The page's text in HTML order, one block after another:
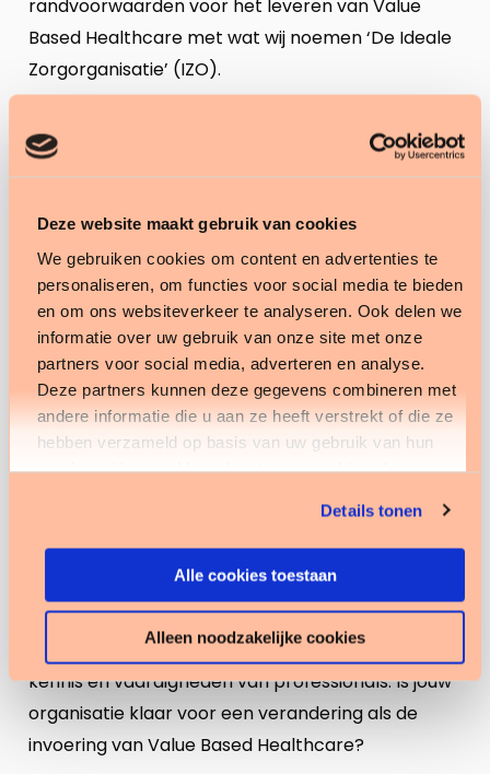
Deze website maakt gebruik van cookies
We gebruiken cookies om content en advertenties te
personaliseren, om functies voor social media te bieden
en om ons websiteverkeer te analyseren. Ook delen we
informatie over uw gebruik van onze site met onze
partners voor social media, adverteren en analyse.
Deze partners kunnen deze gegevens combineren met
andere informatie die u aan ze heeft verstrekt of die ze
hebben verzameld op basis van uw gebruik van hun
services. U gaat akkoord met onze cookies als u onze
Details tonen
Alle cookies toestaan
Alleen noodzakelijke cookies
randvoorwaarden voor het leveren van Value
Based Healthcare met wat wij noemen ‘De Ideale
Zorgorganisatie’ (IZO).
Hoe past dit in een Ideale
Zorgorganisatie?
regelmatig dat bij het vormgeven aspecten van
de zorgorganisatie worden ‘vergeten’.
Zorgorganisaties kunnen op een bepaalde manier
ingericht worden, zodat de fundering voor het
leveren van Value Based Healthcare gelegd is. Op
basis van ervaringen en theorieën op het gebied
van bedrijfsoptimalisatie en implementatie heeft
Tenzinger het concept ‘
elkaar in balans moeten zijn om veranderingen op
een toekomstbestendige manier door te voeren.
Denk bijvoorbeeld aan de cultuur van een
instelling, de inrichting van processen, de
veranderbereidheid van medewerkers of de
kennis en vaardigheden van professionals. Is jouw
organisatie klaar voor een verandering als de
invoering van Value Based Healthcare?